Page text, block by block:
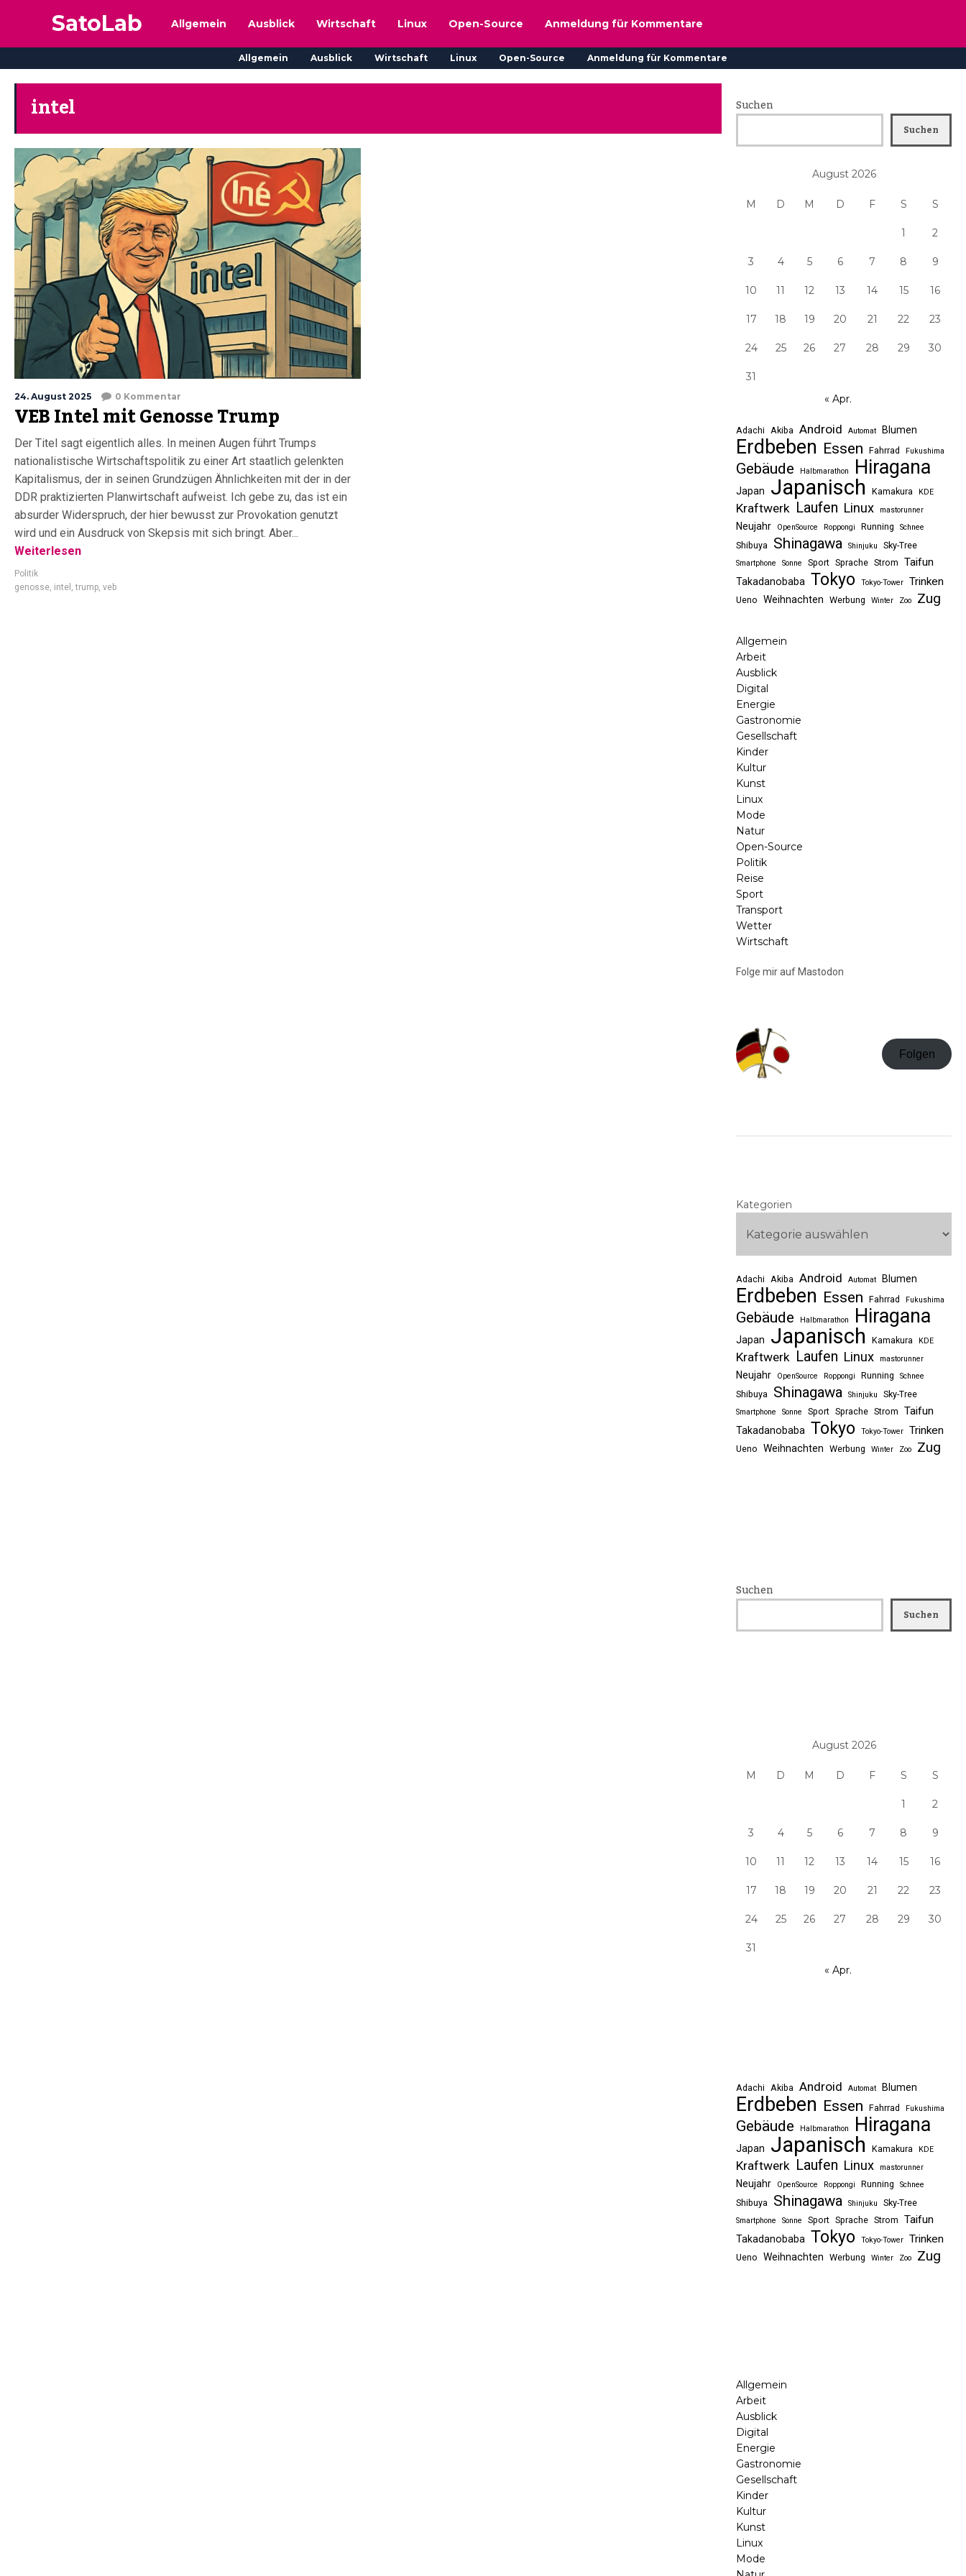
SatoLab Allgemein Ausblick Wirtschaft Linux Open-Source Anmeldung für Kommentare
Allgemein Ausblick Wirtschaft Linux Open-Source Anmeldung für Kommentare
intel
24. August 2025 0 Kommentar
VEB Intel mit Genosse Trump
Der Titel sagt eigentlich alles. In meinen Augen führt Trumps
nationalistische Wirtschaftspolitik zu einer Art staatlich gelenkten
Kapitalismus, der in seinen Grundzügen Ähnlichkeiten mit der in der
DDR praktizierten Planwirtschaft aufweist. Ich gebe zu, das ist ein
absurder Widerspruch, der hier bewusst zur Provokation genutzt
wird und ein Ausdruck von Skepsis mit sich bringt. Aber...
Weiterlesen
Politik
genosse, intel ,trump, veb
Suchen
Suchen
August 2026
M D M D F S S
1 2
3 4 5 6 7 8 9
10 11 12 13 14 15 16
17 18 19 20 21 22 23
24 25 26 27 28 29 30
31
« Apr.
Adachi Akiba Android Automat Blumen
Erdbeben Essen Fahrrad Fukushima
Gebäude Halbmarathon Hiragana
Japan Japanisch Kamakura KDE
Kraftwerk Laufen Linux mastorunner
Neujahr OpenSource Roppongi Running Schnee
Shibuya Shinagawa Shinjuku Sky-Tree
Smartphone Sonne Sport Sprache Strom Taifun
Takadanobaba Tokyo Tokyo-Tower Trinken
Ueno Weihnachten Werbung Winter Zoo Zug
Allgemein
Arbeit
Ausblick
Digital
Energie
Gastronomie
Gesellschaft
Kinder
Kultur
Kunst
Linux
Mode
Natur
Open-Source
Politik
Reise
Sport
Transport
Wetter
Wirtschaft
Folge mir auf Mastodon
Folgen
Kategorien
Adachi Akiba Android Automat Blumen
Erdbeben Essen Fahrrad Fukushima
Gebäude Halbmarathon Hiragana
Japan Japanisch Kamakura KDE
Kraftwerk Laufen Linux mastorunner
Neujahr OpenSource Roppongi Running Schnee
Shibuya Shinagawa Shinjuku Sky-Tree
Smartphone Sonne Sport Sprache Strom Taifun
Takadanobaba Tokyo Tokyo-Tower Trinken
Ueno Weihnachten Werbung Winter Zoo Zug
Suchen
Suchen
August 2026
M D M D F S S
1 2
3 4 5 6 7 8 9
10 11 12 13 14 15 16
17 18 19 20 21 22 23
24 25 26 27 28 29 30
31
« Apr.
Adachi Akiba Android Automat Blumen
Erdbeben Essen Fahrrad Fukushima
Gebäude Halbmarathon Hiragana
Japan Japanisch Kamakura KDE
Kraftwerk Laufen Linux mastorunner
Neujahr OpenSource Roppongi Running Schnee
Shibuya Shinagawa Shinjuku Sky-Tree
Smartphone Sonne Sport Sprache Strom Taifun
Takadanobaba Tokyo Tokyo-Tower Trinken
Ueno Weihnachten Werbung Winter Zoo Zug
Allgemein
Arbeit
Ausblick
Digital
Energie
Gastronomie
Gesellschaft
Kinder
Kultur
Kunst
Linux
Mode